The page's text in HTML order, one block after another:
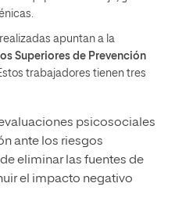
apuntan a la
Superiores de Prevención
trabajadores tienen tres
psicosociales
ante los riesgos
eliminar las fuentes de
el impacto negativo